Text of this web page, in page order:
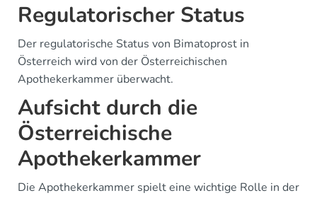
Regulatorischer Status
Der regulatorische Status von Bimatoprost in
Österreich wird von der Österreichischen
Apothekerkammer überwacht.
Aufsicht durch die
Österreichische
Apothekerkammer
Die Apothekerkammer spielt eine wichtige Rolle in der